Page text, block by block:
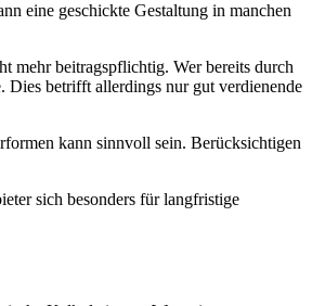
eine geschickte Gestaltung in manchen
mehr beitragspflichtig. Wer bereits durch
Dies betrifft allerdings nur gut verdienende
kann sinnvoll sein. Berücksichtigen
sich besonders für langfristige